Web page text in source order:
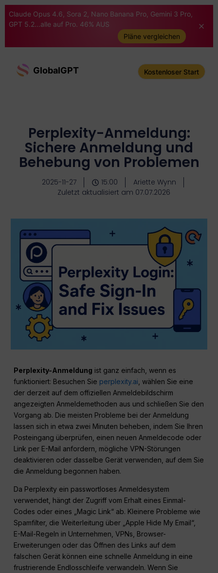
Claude Opus 4.6, Sora 2, Nano Banana Pro, Gemini 3 Pro,
GPT 5.2...alle auf Pro. 46% AUS
Pläne vergleichen
GlobalGPT Kostenloser Start
Perplexity-Anmeldung:
Sichere Anmeldung und
Behebung von Problemen
2025-11-27 15:00
Ariette Wynn
Zuletzt aktualisiert am 07.07.2026
Perplexity-Anmeldung ist ganz einfach, wenn es
funktioniert: Besuchen Sie perplexity.ai , wählen Sie eine
der derzeit auf dem offiziellen Anmeldebildschirm
angezeigten Anmeldemethoden aus und schließen Sie den
Vorgang ab. Die meisten Probleme bei der Anmeldung
lassen sich in etwa zwei Minuten beheben, indem Sie Ihren
Posteingang überprüfen, einen neuen Anmeldecode oder
Link per E-Mail anfordern, mögliche VPN-Störungen
deaktivieren oder dasselbe Gerät verwenden, auf dem Sie
die Anmeldung begonnen haben.
Da Perplexity ein passwortloses Anmeldesystem
verwendet, hängt der Zugriff vom Erhalt eines Einmal-
Codes oder eines „Magic Link“ ab. Kleinere Probleme wie
Spamfilter, die Weiterleitung über „Apple Hide My Email“,
E-Mail-Regeln in Unternehmen, VPNs, Browser-
Erweiterungen oder das Öffnen des Links auf dem
falschen Gerät können eine schnelle Anmeldung in eine
frustrierende Endlosschleife verwandeln. Wenn Sie